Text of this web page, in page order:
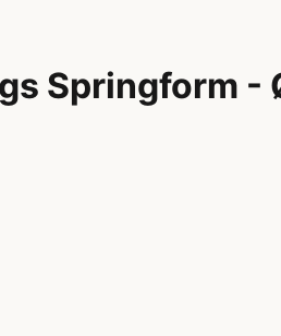
Springform -